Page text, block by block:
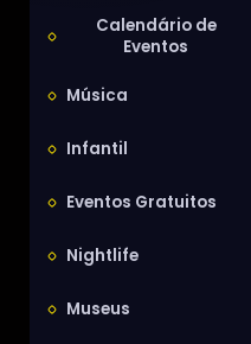
Calendário de
Eventos
Música
Infantil
Eventos Gratuitos
Nightlife
Museus